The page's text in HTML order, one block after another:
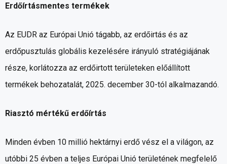
Erdőírtásmentes termékek
Az EUDR az Európai Unió tágabb, az erdőirtás és az
erdőpusztulás globális kezelésére irányuló stratégiájának
része, korlátozza az erdőirtott területeken előállított
termékek behozatalát, 2025. december 30-tól alkalmazandó.
Riasztó mértékű erdőírtás
Minden évben 10 millió hektárnyi erdő vész el a világon, az
utóbbi 25 évben a teljes Európai Unió területének megfelelő